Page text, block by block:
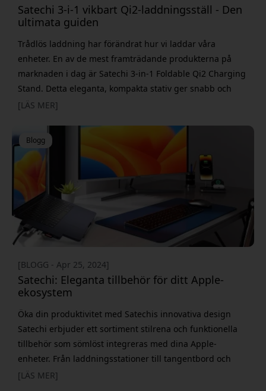
Satechi 3-i-1 vikbart Qi2-laddningsställ - Den
ultimata guiden
Trådlös laddning har förändrat hur vi laddar våra
enheter. En av de mest framträdande produkterna på
marknaden i dag är Satechi 3-in-1 Foldable Qi2 Charging
Stand. Detta eleganta, kompakta stativ ger snabb och
pålitlig laddning för din iPhone, Apple Watch och
denna innovativa produkt och varför den är ett måste för
alla teknikintresserade. Avancerad Qi2-l
[LÄS MER]
Blogg
[BLOGG - Apr 25, 2024]
Satechi: Eleganta tillbehör för ditt Apple-
ekosystem
Öka din produktivitet med Satechis innovativa design
Satechi erbjuder ett sortiment stilrena och funktionella
tillbehör som sömlöst integreras med dina Apple-
enheter. Från laddningsstationer till tangentbord och
iPad-stativ är Satechis produkter utformade för att höja
[LÄS MER]